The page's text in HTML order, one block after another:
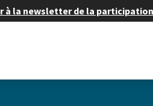
à la newsletter de la